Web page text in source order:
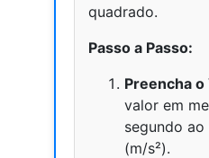
quadrado.
Passo a Passo:
Preencha o
valor em
segundo
(m/s²).